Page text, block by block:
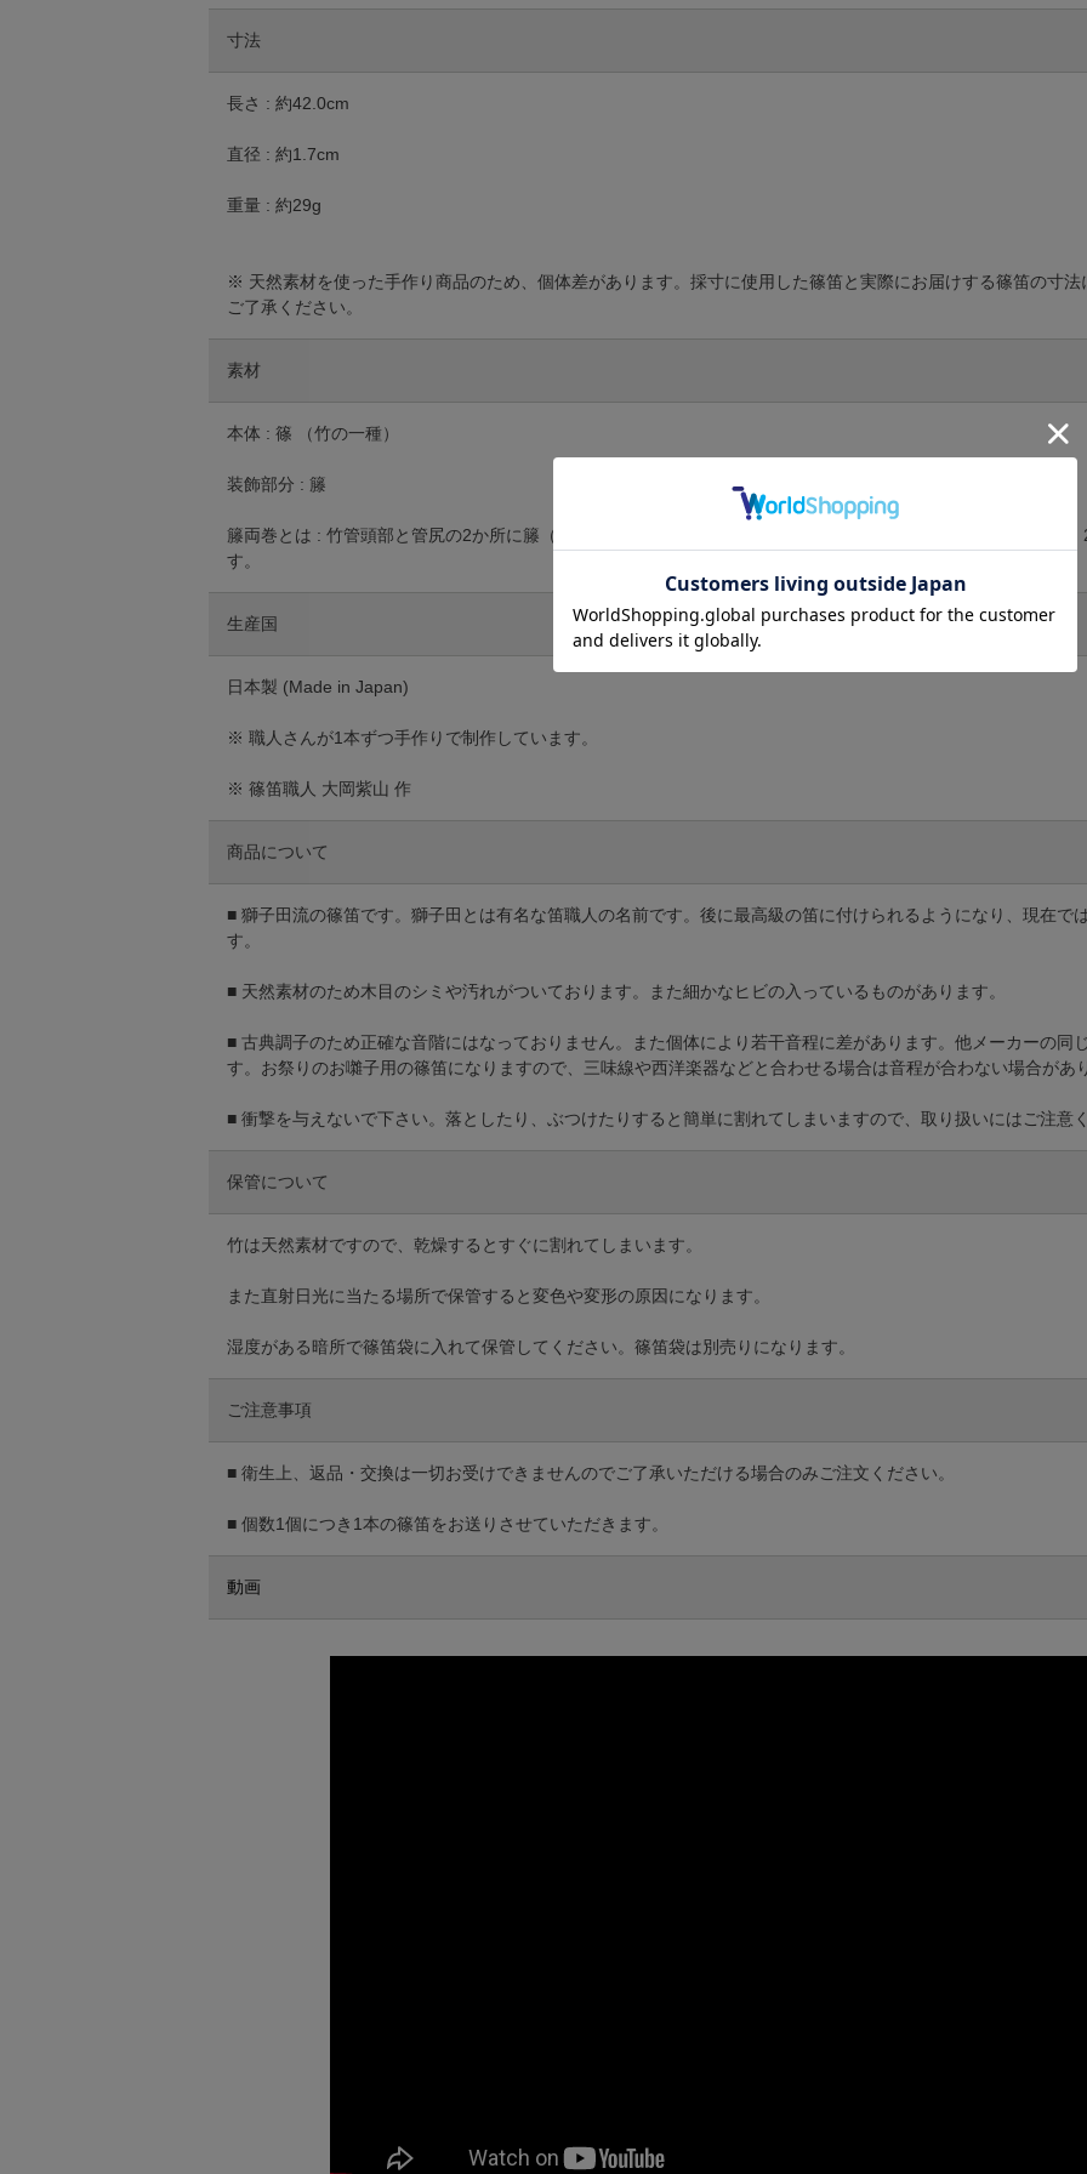
寸法
長さ : 約42.0cm
直径 : 約1.7cm
重量 : 約29g
※ 天然素材を使った手作り商品のため、個体差があります。採寸に使用した篠笛と実際にお届けする篠笛の寸
ご了承ください。
素材
本体 : 篠 （竹の一種）
装飾部分 : 籐
籐両巻とは : 竹管頭部と管尻の2か所に籐（とう）が巻いてある篠笛のことです。現在では管尻部がデザイン上
す。
生産国
日本製 (Made in Japan)
※ 職人さんが1本ずつ手作りで制作しています。
※ 篠笛職人 大岡紫山 作
商品について
■ 獅子田流の篠笛です。獅子田とは有名な笛職人の名前です。後に最高級の笛に付けられるようになり、現在で
す。
■ 天然素材のため木目のシミや汚れがついております。また細かなヒビの入っているものがあります。
■ 古典調子のため正確な音階にはなっておりません。また個体により若干音程に差があります。他メーカーの同
す。お祭りのお囃子用の篠笛になりますので、三味線や西洋楽器などと合わせる場合は音程が合わない場合があ
■ 衝撃を与えないで下さい。落としたり、ぶつけたりすると簡単に割れてしまいますので、取り扱いにはご注意く
保管について
竹は天然素材ですので、乾燥するとすぐに割れてしまいます。
また直射日光に当たる場所で保管すると変色や変形の原因になります。
湿度がある暗所で篠笛袋に入れて保管してください。篠笛袋は別売りになります。
ご注意事項
■ 衛生上、返品・交換は一切お受けできませんのでご了承いただける場合のみご注文ください。
■ 個数1個につき1本の篠笛をお送りさせていただきます。